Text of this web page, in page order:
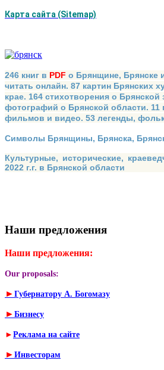
Карта сайта (Sitemap)
246 книг в PDF о Брянщине, Брянске
читать онлайн. 87 картин Брянских
крае. 164 стихотворения о Брянской
фотографий о Брянской области. 11
фильмов и видео. 53 легенды,
Символы Брянщины, Брянска,
Культурные, исторические,
2022 г.г. в Брянской области
Наши предложения
Наши предложения:
Our proposals:
► Губернатору А. Богомазу
► Бизнесу
► Реклама на сайте
► Инвесторам